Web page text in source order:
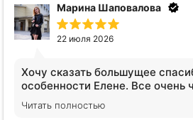
Анна Видинеева
17 июля 2026
Обратилась за услугами
сложных жильцов, вся кухня
будто никто не убирался
Плитка на полу оказалась не
Читать полностью